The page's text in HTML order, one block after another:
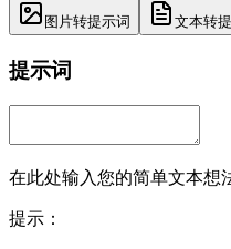
图片转提示词 文本转
提示词
在此处输入您的简单文本想
提示：